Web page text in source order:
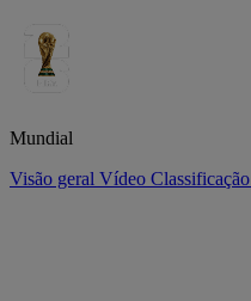
Mundial
Visão geral Vídeo Classificação